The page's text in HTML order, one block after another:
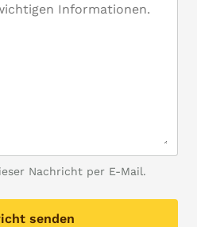
Nachricht per E-Mail.
senden